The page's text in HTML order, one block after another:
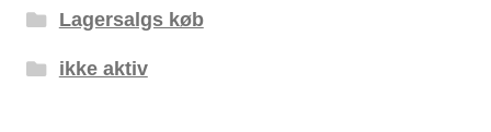
Lagersalgs køb
ikke aktiv